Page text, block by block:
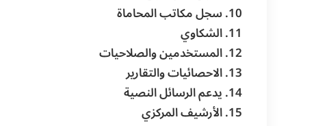
سجل مكاتب المحاماة
الشكاوي
المستخدمين والصلاحيات
الاحصائيات والتقارير
يدعم الرسائل النصية
الأرشيف المركزي